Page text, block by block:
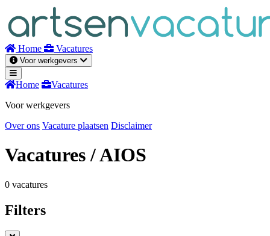
inhoud
Home Vacatures
Voor werkgevers
Home
Vacatures
Voor werkgevers
Over ons Vacature plaatsen Disclaimer
Vacatures/ AIOS
0 vacatures
Filters